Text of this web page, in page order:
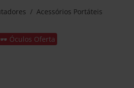
Acessórios Portáteis
🕶️ Óculos Oferta